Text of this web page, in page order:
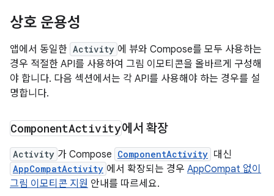
상호 운용성
앱에서 동일한 Activity 에 뷰와 Compose를 모두 사용하는
경우 적절한 API를 사용하여 그림 이모티콘을 올바르게 구성해
야 합니다. 다음 섹션에서는 각 API를 사용해야 하는 경우를 설
명합니다.
ComponentActivity에서 확장
Activity 가 Compose ComponentActivity 대신
AppCompatActivity 에서 확장되는 경우 AppCompat 없이
그림 이모티콘 지원 안내를 따르세요.